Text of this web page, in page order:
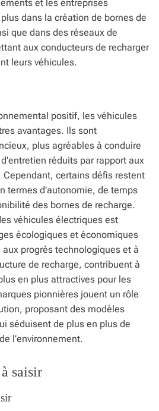
et les entreprises
dans la création de bornes de
que dans des réseaux de
aux conducteurs de recharger
leurs véhicules.
positif, les véhicules
avantages. Ils sont
plus agréables à conduire
réduits par rapport aux
certains défis restent
termes d’autonomie, de temps
des bornes de recharge.
véhicules électriques est
écologiques et économiques
progrès technologiques et à
de recharge, contribuent à
en plus attractives pour les
pionnières jouent un rôle
proposant des modèles
séduisent de plus en plus de
l’environnement.
saisir